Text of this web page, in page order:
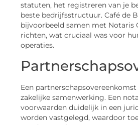
statuten, het registreren van je
beste bedrijfsstructuur. Café de
bijvoorbeeld samen met Notaris
richten, wat cruciaal was voor
operaties.
Een
zakelijke samenwerking. Een
voorwaarden duidelijk in een
worden vastgelegd, waardoor